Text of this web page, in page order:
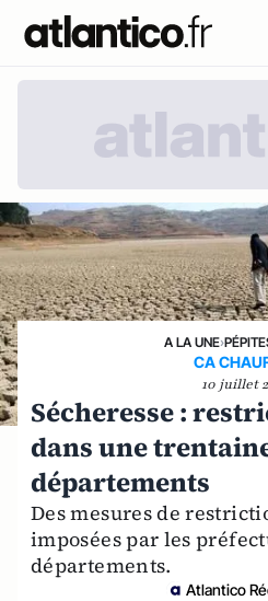
A LA UNE›
CA
10 juillet
Sécheresse :
dans une
départements
Des mesures de
imposées par les
départements.
Atlantico